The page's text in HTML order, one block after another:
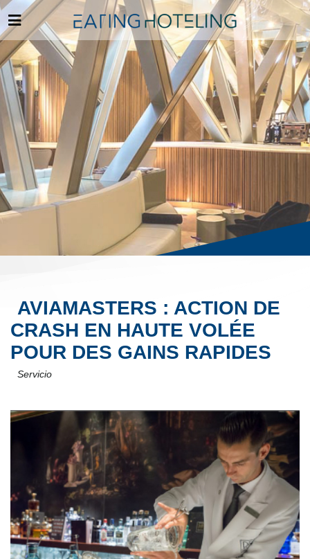
AVIAMASTERS : ACTION DE
CRASH EN HAUTE VOLÉE
POUR DES GAINS RAPIDES
Servicio